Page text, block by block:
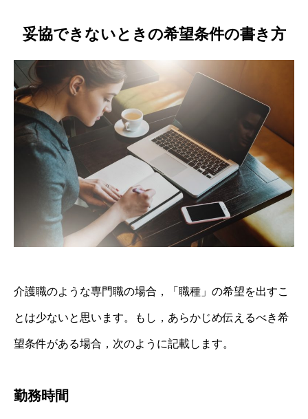
妥協できないときの希望条件の書き方
介護職のような専門職の場合，「職種」の希望を出すこ
とは少ないと思います。もし，あらかじめ伝えるべき希
望条件がある場合，次のように記載します。
勤務時間